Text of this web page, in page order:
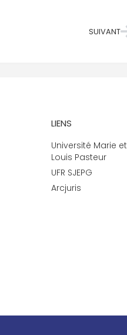
SUIVANT
LIENS
Université Marie et
Louis Pasteur
UFR SJEPG
Arcjuris